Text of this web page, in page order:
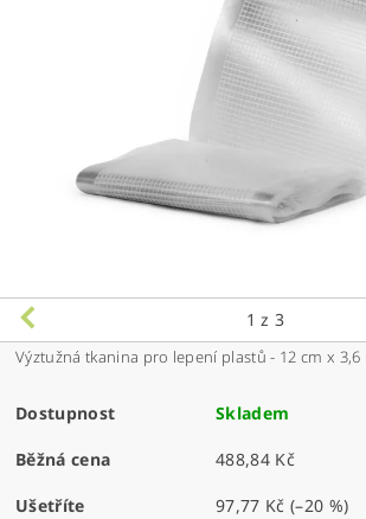
1 z 3
Výztužná tkanina pro lepení plastů - 12 cm x 3,6
Dostupnost Skladem
Běžná cena 488,84 Kč
Ušetříte 97,77 Kč (–20 %)